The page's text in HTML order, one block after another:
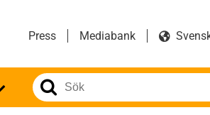
Press Mediabank